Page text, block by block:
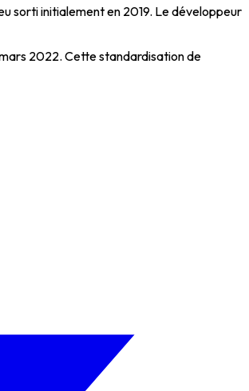
sorti initialement en 2019. Le développeur
2022. Cette standardisation de